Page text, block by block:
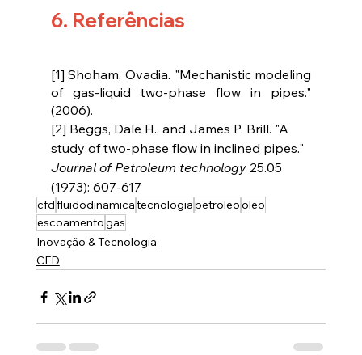
6. Referências
[1] Shoham, Ovadia. "Mechanistic modeling
of gas-liquid two-phase flow in pipes."
(2006).
[2] Beggs, Dale H., and James P. Brill. "A
study of two-phase flow in inclined pipes."
Journal of Petroleum technology 25.05
(1973): 607-617
cfdfluidodinamicatecnologiapetroleooleo
escoamentogas
Inovação & Tecnologia
CFD